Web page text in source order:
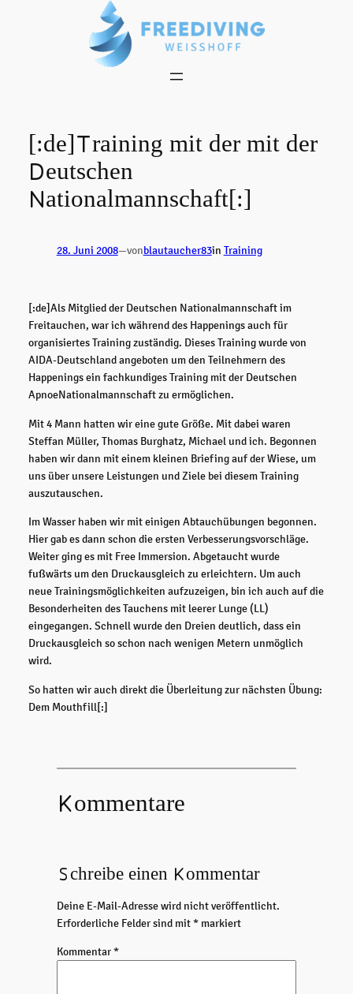
[:de]Training mit der mit der
Deutschen
Nationalmannschaft[:]
28. Juni 2008—vonblautaucher83in Training
[:de]Als Mitglied der Deutschen Nationalmannschaft im
Freitauchen, war ich während des Happenings auch für
organisiertes Training zuständig. Dieses Training wurde von
AIDA-Deutschland angeboten um den Teilnehmern des
Happenings ein fachkundiges Training mit der Deutschen
ApnoeNationalmannschaft zu ermöglichen.
Mit 4 Mann hatten wir eine gute Größe. Mit dabei waren
Steffan Müller, Thomas Burghatz, Michael und ich. Begonnen
haben wir dann mit einem kleinen Briefing auf der Wiese, um
uns über unsere Leistungen und Ziele bei diesem Training
auszutauschen.
Im Wasser haben wir mit einigen Abtauchübungen begonnen.
Hier gab es dann schon die ersten Verbesserungsvorschläge.
Weiter ging es mit Free Immersion. Abgetaucht wurde
fußwärts um den Druckausgleich zu erleichtern. Um auch
neue Trainingsmöglichkeiten aufzuzeigen, bin ich auch auf die
Besonderheiten des Tauchens mit leerer Lunge (LL)
eingegangen. Schnell wurde den Dreien deutlich, dass ein
Druckausgleich so schon nach wenigen Metern unmöglich
wird.
So hatten wir auch direkt die Überleitung zur nächsten Übung:
Dem Mouthfill[:]
Kommentare
Schreibe einen Kommentar
Deine E-Mail-Adresse wird nicht veröffentlicht.
Erforderliche Felder sind mit*markiert
Kommentar*